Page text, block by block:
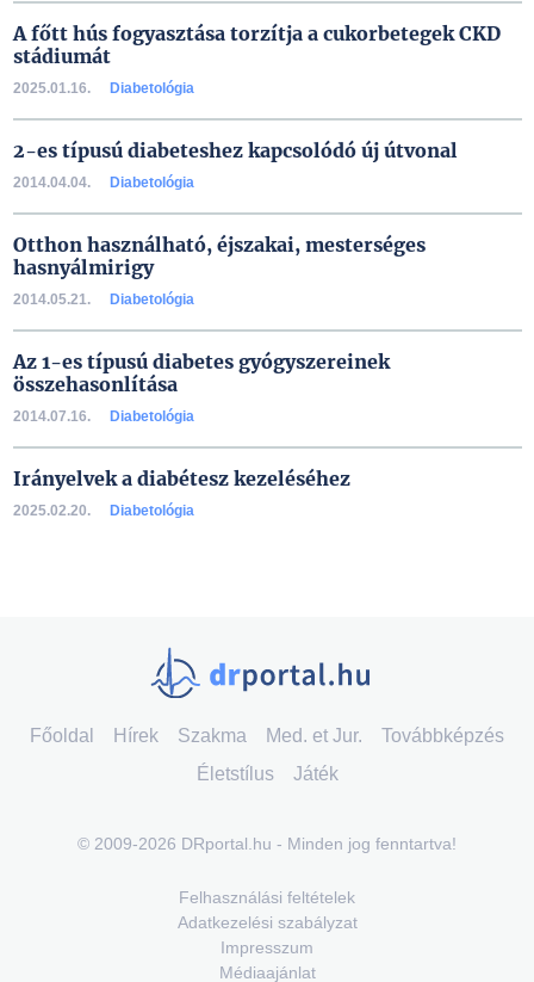
A főtt hús fogyasztása torzítja a cukorbetegek CKD
stádiumát
2025.01.16. Diabetológia
2-es típusú diabeteshez kapcsolódó új útvonal
2014.04.04. Diabetológia
Otthon használható, éjszakai, mesterséges
hasnyálmirigy
2014.05.21. Diabetológia
Az 1-es típusú diabetes gyógyszereinek
összehasonlítása
2014.07.16. Diabetológia
Irányelvek a diabétesz kezeléséhez
2025.02.20. Diabetológia
Főoldal Hírek Szakma Med. et Jur.
Továbbképzés
Életstílus
Játék
© 2009-2026 DRportal.hu - Minden jog fenntartva!
Felhasználási feltételek
Adatkezelési szabályzat
Impresszum
Médiaajánlat